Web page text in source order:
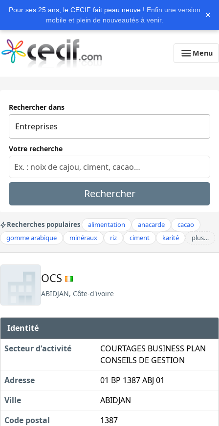
Pour ses 25 ans, le CECIF fait peau neuve ! Enfin une version
mobile et plein de nouveautés à venir.
×
Menu
Rechercher dans
Votre recherche
Rechercher
Recherches populaires alimentation anacarde
cacao
gomme arabique
minéraux riz ciment karité plus…
OCS
ABIDJAN, Côte-d'ivoire
Identité
Secteur d'activité
COURTAGES BUSINESS PLAN
CONSEILS DE GESTION
Adresse
01 BP 1387 ABJ 01
Ville
ABIDJAN
Code postal
1387